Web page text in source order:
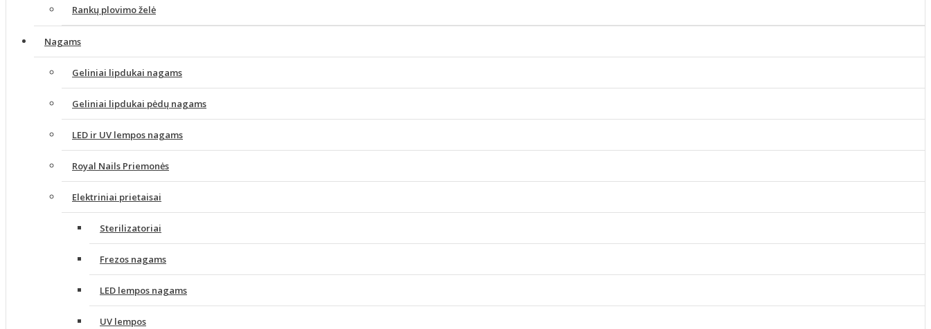
Rankų plovimo želė
Nagams
Geliniai lipdukai nagams
Geliniai lipdukai pėdų nagams
LED ir UV lempos nagams
Royal Nails Priemonės
Elektriniai prietaisai
Sterilizatoriai
Frezos nagams
LED lempos nagams
UV lempos